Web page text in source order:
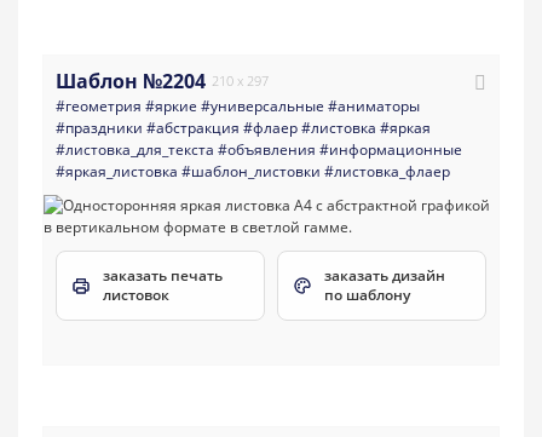
Шаблон №2204 210 x 297
#геометрия #яркие #универсальные #аниматоры
#праздники #абстракция #флаер#листовка #яркая
#листовка_для_текста #объявления #информационные
#яркая_листовка #шаблон_листовки #листовка_флаер
заказать печать
листовок
заказать дизайн
по шаблону